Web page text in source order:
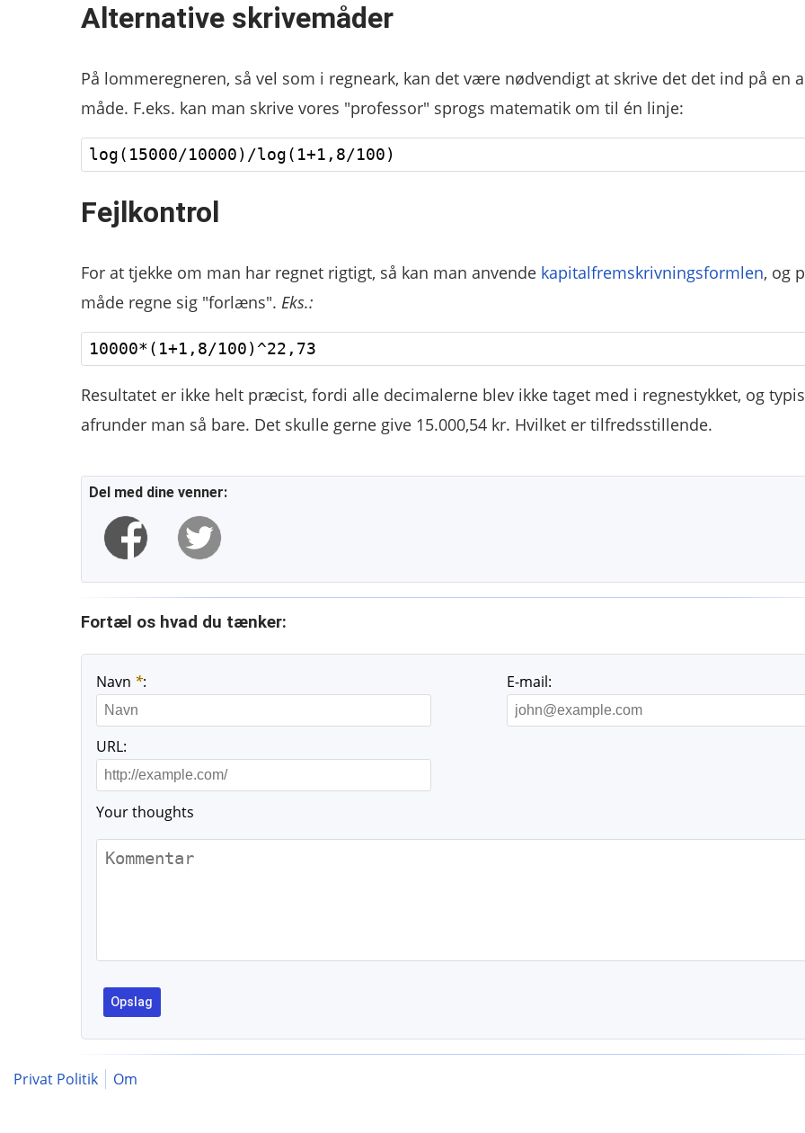
Alternative skrivemåder
På lommeregneren, så vel som i regneark, kan det være nødvendigt at skrive det det ind på en
måde. F.eks. kan man skrive vores "professor" sprogs matematik om til én linje:
Fejlkontrol
For at tjekke om man har regnet rigtigt, så kan man anvende kapitalfremskrivningsformlen, og
måde regne sig "forlæns". Eks.:
Resultatet er ikke helt præcist, fordi alle decimalerne blev ikke taget med i regnestykket, og
afrunder man så bare. Det skulle gerne give 15.000,54 kr. Hvilket er tilfredsstillende.
Del med dine venner:
Fortæl os hvad du tænker:
Navn *: E-mail:
URL:
Your thoughts
Privat Politik Om